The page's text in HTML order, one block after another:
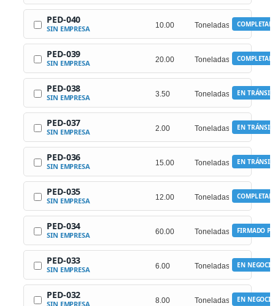
PED-040
SIN EMPRESA
PED-039
SIN EMPRESA
PED-038
SIN EMPRESA EN
PED-037
SIN EMPRESA EN
PED-036
SIN EMPRESA EN
PED-035
SIN EMPRESA
PED-034
SIN EMPRESA FIRMADO
PED-033
SIN EMPRESA EN
PED-032
SIN EMPRESA EN